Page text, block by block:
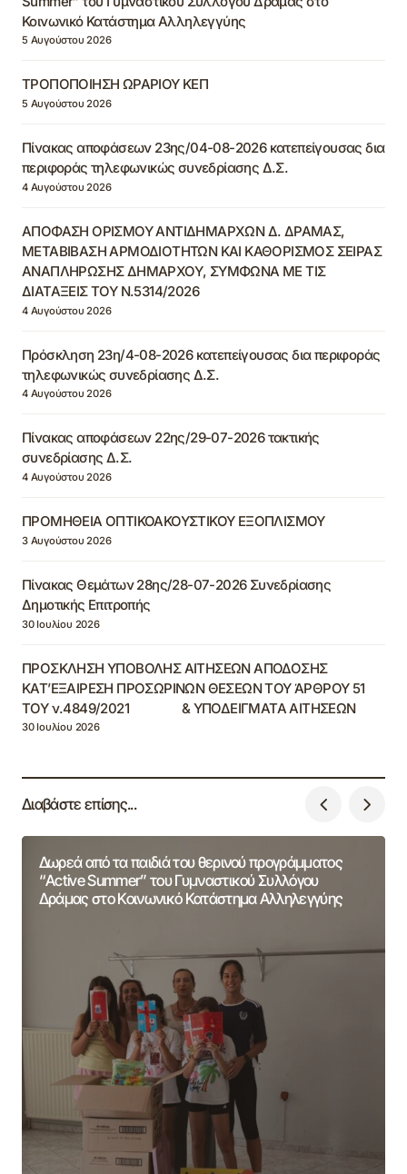
Κοινωνικό Κατάστημα Αλληλεγγύης
5 Αυγούστου 2026
ΤΡΟΠΟΠΟΙΗΣΗ ΩΡΑΡΙΟΥ ΚΕΠ
5 Αυγούστου 2026
Πίνακας αποφάσεων 23ης/04-08-2026 κατεπείγουσας δια
περιφοράς τηλεφωνικώς συνεδρίασης Δ.Σ.
4 Αυγούστου 2026
ΑΠΟΦΑΣΗ ΟΡΙΣΜΟΥ ΑΝΤΙΔΗΜΑΡΧΩΝ Δ. ΔΡΑΜΑΣ,
ΜΕΤΑΒΙΒΑΣΗ ΑΡΜΟΔΙΟΤΗΤΩΝ ΚΑΙ ΚΑΘΟΡΙΣΜΟΣ ΣΕΙΡΑΣ
ΑΝΑΠΛΗΡΩΣΗΣ ΔΗΜΑΡΧΟΥ, ΣΥΜΦΩΝΑ ΜΕ ΤΙΣ
ΔΙΑΤΑΞΕΙΣ ΤΟΥ Ν.5314/2026
4 Αυγούστου 2026
Πρόσκληση 23η/4-08-2026 κατεπείγουσας δια περιφοράς
τηλεφωνικώς συνεδρίασης Δ.Σ.
4 Αυγούστου 2026
Πίνακας αποφάσεων 22ης/29-07-2026 τακτικής
συνεδρίασης Δ.Σ.
4 Αυγούστου 2026
ΠΡΟΜΗΘΕΙΑ ΟΠΤΙΚΟΑΚΟΥΣΤΙΚΟΥ ΕΞΟΠΛΙΣΜΟΥ
3 Αυγούστου 2026
Πίνακας Θεμάτων 28ης/28-07-2026 Συνεδρίασης
Δημοτικής Επιτροπής
30 Ιουλίου 2026
ΠΡΟΣΚΛΗΣΗ ΥΠΟΒΟΛΗΣ ΑΙΤΗΣΕΩΝ ΑΠΟΔΟΣΗΣ
ΚΑΤ’ΕΞΑΙΡΕΣΗ ΠΡΟΣΩΡΙΝΩΝ ΘΕΣΕΩΝ ΤΟΥ ΆΡΘΡΟΥ 51
ΤΟΥ ν.4849/2021 & ΥΠΟΔΕΙΓΜΑΤΑ ΑΙΤΗΣΕΩΝ
30 Ιουλίου 2026
Διαβάστε επίσης...
Δωρεά από τα παιδιά του θερινού προγράμματος
“Active Summer” του Γυμναστικού Συλλόγου
Δράμας στο Κοινωνικό Κατάστημα Αλληλεγγύης